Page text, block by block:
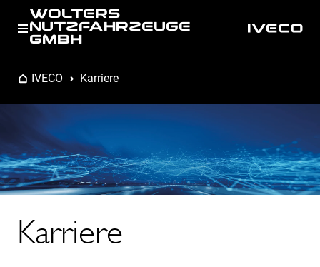
WOLTERS
NUTZFAHRZEUGE
GMBH
IVECO Karriere
Karriere